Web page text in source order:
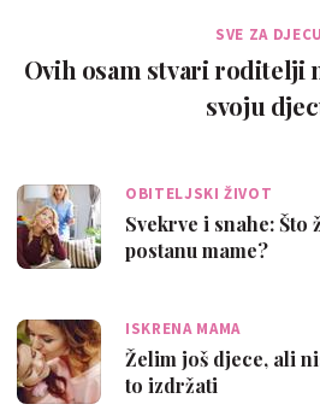
SVE ZA DJECU
Ovih osam stvari roditelji
svoju
OBITELJSKI ŽIVOT
Svekrve i snahe: Što
postanu mame?
ISKRENA MAMA
Želim još djece, ali
to izdržati